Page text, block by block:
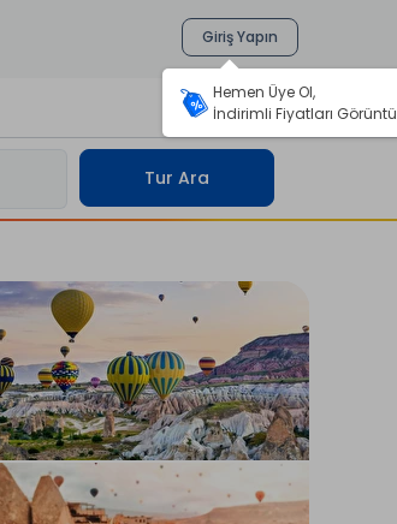
Giriş Yapın
Tur Ara
Hemen Üye Ol,
İndirimli Fiyatları